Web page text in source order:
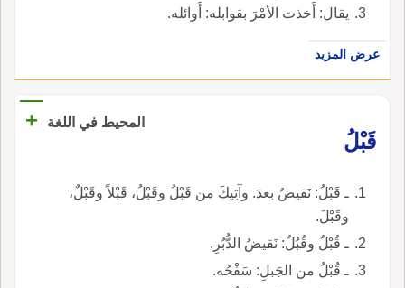
يقال: أَخذت الأمْرَ بقوابله: أَوائله.
عرض المزيد
المحيط في اللغة
+
قَبْلُ
ـ قَبْلُ: نَقيضُ بعدَ. وآتِيكَ من قَبْلُ وقَبْلُ، قَبْلاً وقَبْلٌ،
وقَبْلَ.
ـ قُبْلُ وقُبُلُ: نَقيضُ الدُّبُرِ.
ـ قُبْلُ من الجَبلِ: سَفْحُه.